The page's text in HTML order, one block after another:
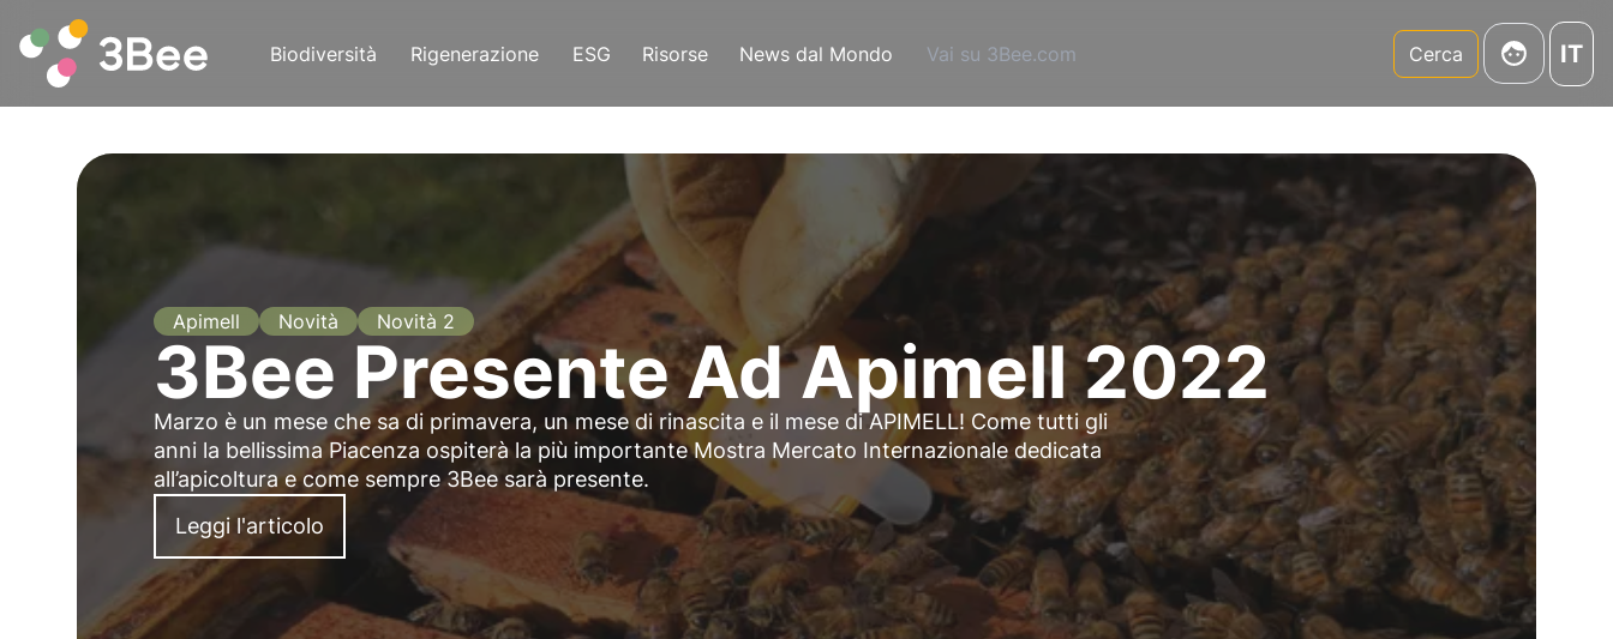
Biodiversità Rigenerazione ESG Risorse News dal Mondo Vai su 3Bee.com Cerca IT
Apimell Novità Novità 2
3Bee Presente Ad Apimell 2022
Marzo è un mese che sa di primavera, un mese di rinascita e il mese di APIMELL! Come tutti gli
anni la bellissima Piacenza ospiterà la più importante Mostra Mercato Internazionale dedicata
all’apicoltura e come sempre 3Bee sarà presente.
Leggi l'articolo